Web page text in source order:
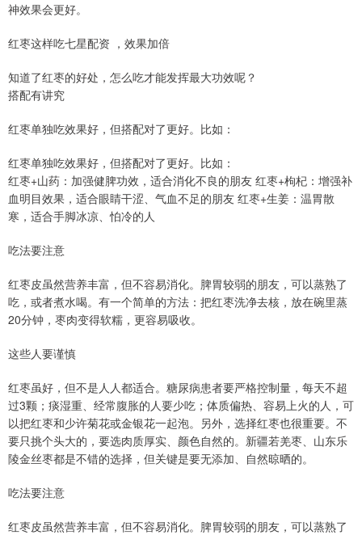
神效果会更好。
红枣这样吃七星配资 ，效果加倍
知道了红枣的好处，怎么吃才能发挥最大功效呢？
搭配有讲究
红枣单独吃效果好，但搭配对了更好。比如：
红枣单独吃效果好，但搭配对了更好。比如：
红枣+山药：加强健脾功效，适合消化不良的朋友 红枣+枸杞：增强补
血明目效果，适合眼睛干涩、气血不足的朋友 红枣+生姜：温胃散
寒，适合手脚冰凉、怕冷的人
吃法要注意
红枣皮虽然营养丰富，但不容易消化。脾胃较弱的朋友，可以蒸熟了
吃，或者煮水喝。有一个简单的方法：把红枣洗净去核，放在碗里蒸
20分钟，枣肉变得软糯，更容易吸收。
这些人要谨慎
红枣虽好，但不是人人都适合。糖尿病患者要严格控制量，每天不超
过3颗；痰湿重、经常腹胀的人要少吃；体质偏热、容易上火的人，可
以把红枣和少许菊花或金银花一起泡。另外，选择红枣也很重要。不
要只挑个头大的，要选肉质厚实、颜色自然的。新疆若羌枣、山东乐
陵金丝枣都是不错的选择，但关键是要无添加、自然晾晒的。
吃法要注意
红枣皮虽然营养丰富，但不容易消化。脾胃较弱的朋友，可以蒸熟了